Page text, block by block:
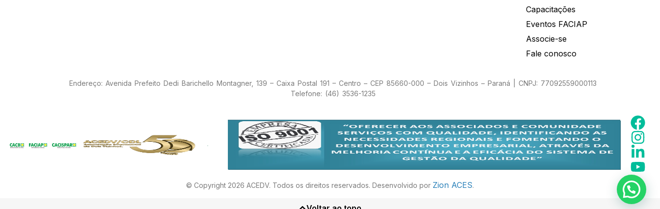
Capacitações
Eventos FACIAP
Associe-se
Fale conosco
Endereço: Avenida Prefeito Dedi Barichello Montagner, 139 – Caixa Postal 191 – Centro – CEP 85660-000 – Dois Vizinhos – Paraná | CNPJ: 77092559000113
Telefone: (46) 3536-1235
© Copyright 2026 ACEDV. Todos os direitos reservados. Desenvolvido por Zion ACES.